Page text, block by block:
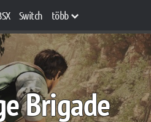
Switch több
Brigade